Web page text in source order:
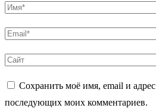
Имя*
Email*
Сайт
Сохранить моё имя, email и адрес
последующих моих комментариев.